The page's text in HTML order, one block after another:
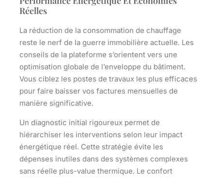
Réelles
La réduction de la consommation de chauffage
reste le nerf de la guerre immobilière actuelle. Les
conseils de la plateforme s’orientent vers une
optimisation globale de l’enveloppe du bâtiment.
Vous ciblez les postes de travaux les plus efficaces
pour faire baisser vos factures mensuelles de
manière significative.
Un diagnostic initial rigoureux permet de
hiérarchiser les interventions selon leur impact
énergétique réel. Cette stratégie évite les
dépenses inutiles dans des systèmes complexes
sans réelle plus-value thermique. Le confort